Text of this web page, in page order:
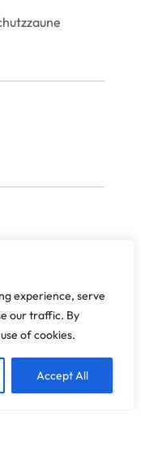
experience, serve
our traffic. By
of cookies.
Accept All
vorbehalten.